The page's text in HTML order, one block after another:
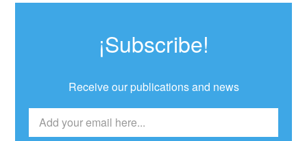
¡Subscribe!
Receive our publications and news